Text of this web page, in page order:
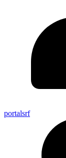
portalsrf